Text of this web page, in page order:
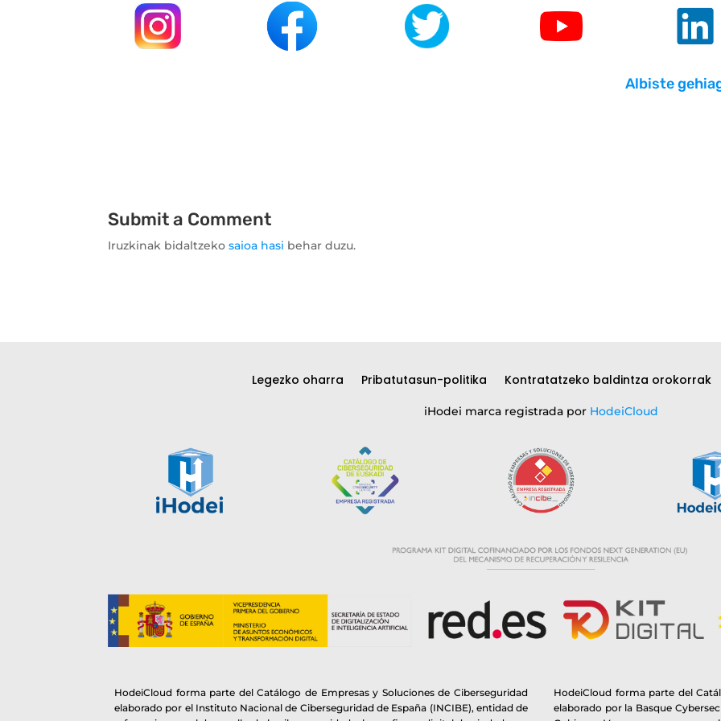
. . . .
Albiste
Submit a Comment
Iruzkinak bidaltzekosaioa hasi behar duzu.
Legezko oharra Pribatutasun-politika Kontratatzeko baldintza orokorrak
iHodei marca registrada por HodeiCloud
HodeiCloud forma parte del Catálogo de Empresas y Soluciones de Ciberseguridad
elaborado por el Instituto Nacional de Ciberseguridad de España (INCIBE), entidad de
HodeiCloud forma parte del
elaborado por la Basque